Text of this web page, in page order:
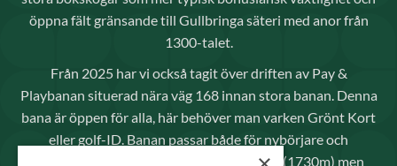
öppna fält gränsande till Gullbringa säteri med anor från
1300-talet.
Från 2025 har vi också tagit över driften av Pay &
Playbanan situerad nära väg 168 innan stora banan. Denna
bana är öppen för alla, här behöver man varken Grönt Kort
eller golf-ID. Banan passar både för nybörjare och
avancerade spelare då den inte är så lång (1730m) men